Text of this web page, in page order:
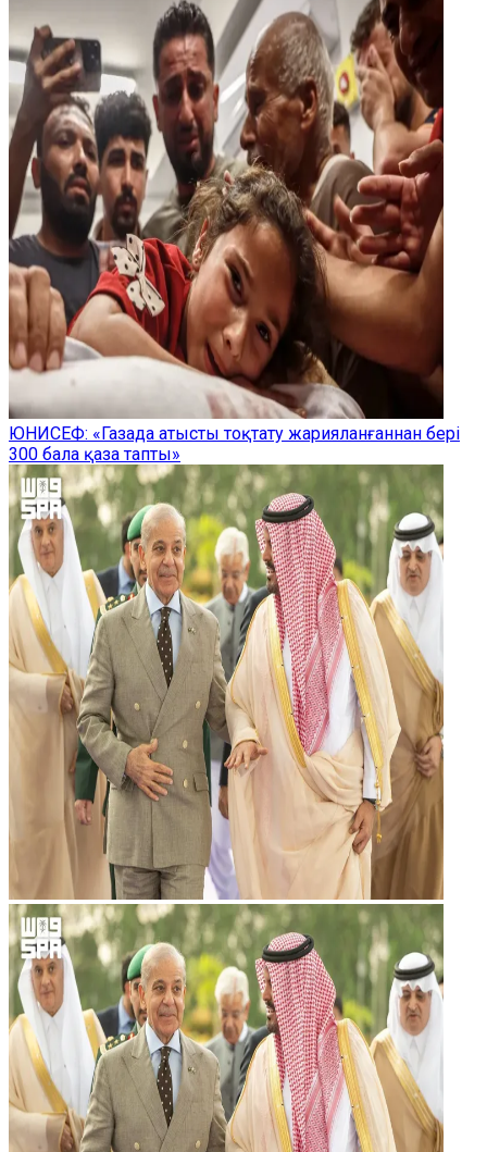
ЮНИСЕФ: «Газада атысты тоқтату жарияланғаннан бері
300 бала қаза тапты»